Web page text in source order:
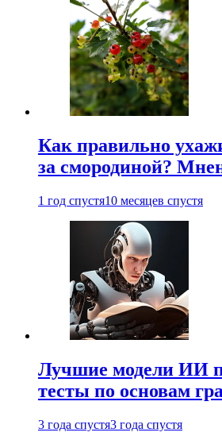
Как правильно
за смородиной?
1 год спустя10 месяцев спустя
Лучшие модели ИИ
тесты по основам
3 года спустя3 года спустя